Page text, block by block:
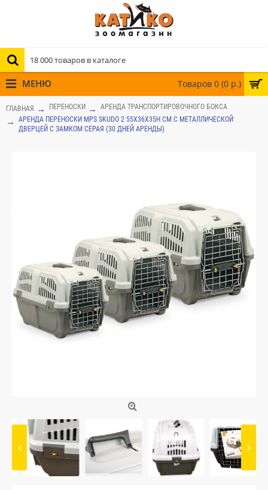
Товаров 0 (0 р.)
МЕНЮ
ГЛАВНАЯ ПЕРЕНОСКИ
АРЕНДА ТРАНСПОРТИРОВОЧНОГО БОКСА
АРЕНДА ПЕРЕНОСКИ MPS SKUDO 2 55Х36Х35H СМ С МЕТАЛЛИЧЕСКОЙ
ДВЕРЦЕЙ С ЗАМКОМ СЕРАЯ (30 ДНЕЙ АРЕНДЫ)